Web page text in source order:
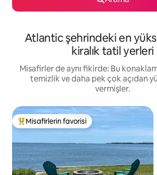
Atlantic şehrindeki en
kiralık tatil yerleri
Misafirler de aynı fikirde: Bu
temizlik ve daha pek çok açıdan
vermişler.
Misafirlerin favorilerinden en beğenilenler
Misafirlerin favorisi